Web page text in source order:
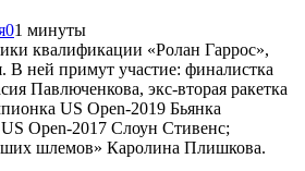
01 минуты
квалификации «Ролан Гаррос»,
В ней примут участие: финалистка
Павлюченкова, экс-вторая ракетка
US Open-2019 Бьянка
Open-2017 Слоун Стивенс;
шлемов» Каролина Плишкова.